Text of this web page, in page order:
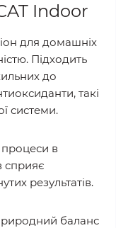
Indoor
для домашніх
Підходить
до
такі
системи.
процеси в
сприяє
результатів.
баланс